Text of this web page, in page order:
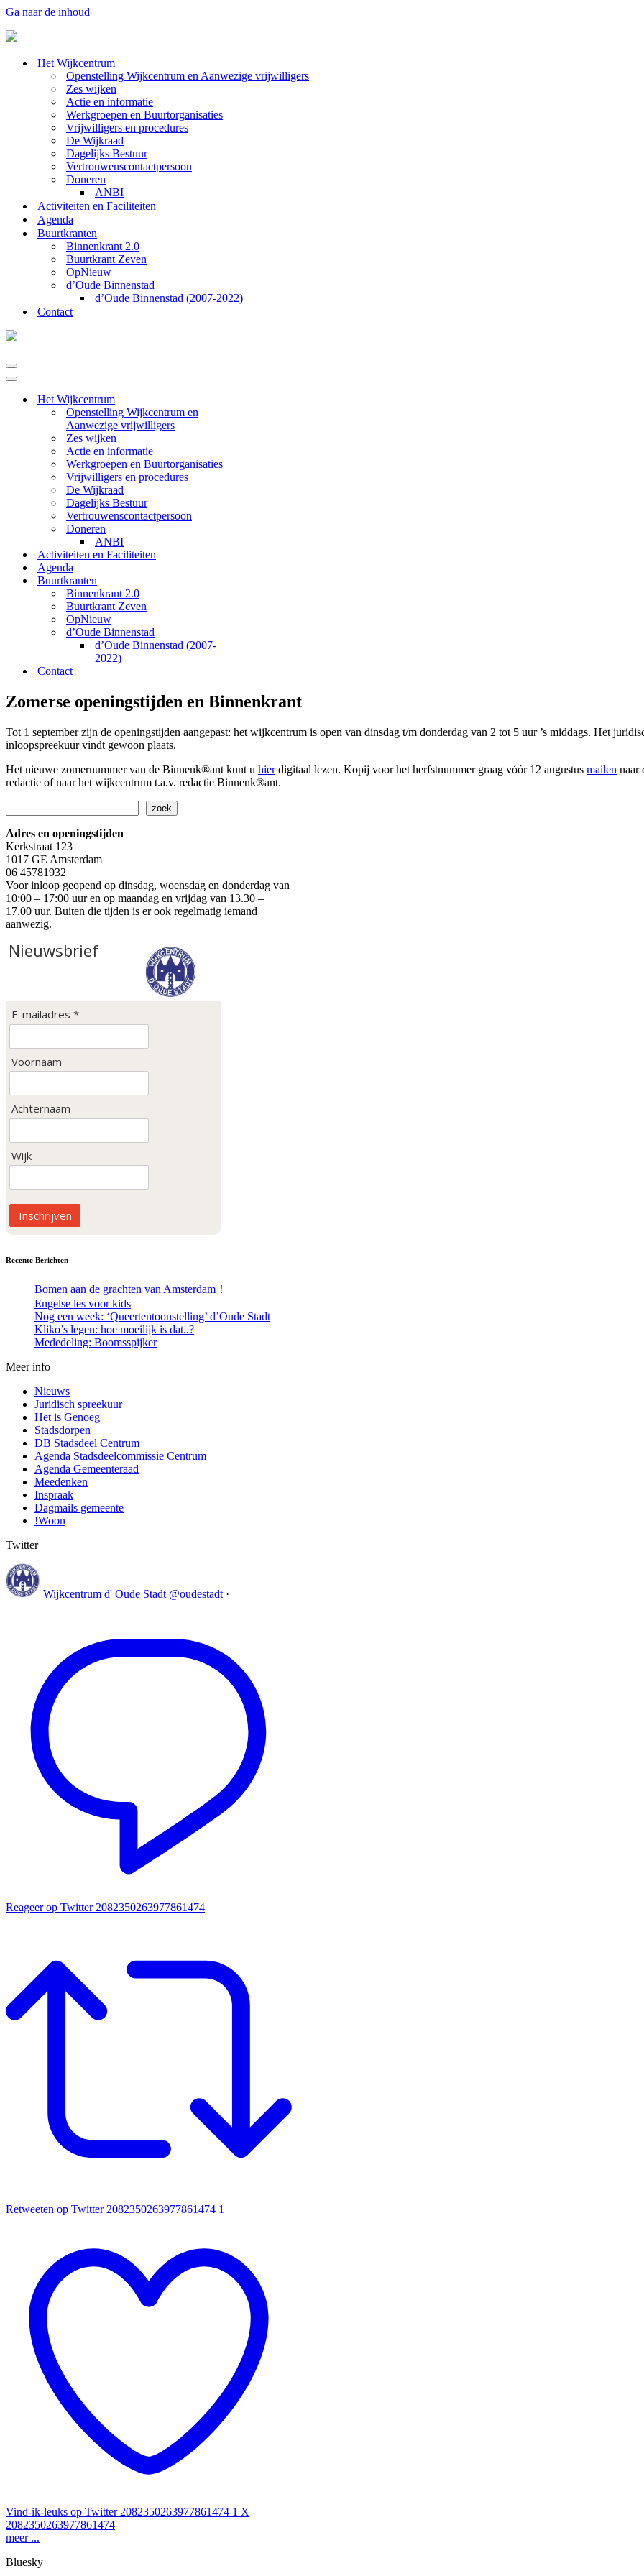
Ga naar de inhoud
Het Wijkcentrum
Openstelling Wijkcentrum en Aanwezige vrijwilligers
Zes wijken
Actie en informatie
Werkgroepen en Buurtorganisaties
Vrijwilligers en procedures
De Wijkraad
Dagelijks Bestuur
Vertrouwenscontactpersoon
Doneren
ANBI
Activiteiten en Faciliteiten
Agenda
Buurtkranten
Binnenkrant 2.0
Buurtkrant Zeven
OpNieuw
d’Oude Binnenstad
d’Oude Binnenstad (2007-2022)
Contact
Navigatie
Menu
Navigatie
Het Wijkcentrum
Openstelling Wijkcentrum en
Aanwezige vrijwilligers
Zes wijken
Actie en informatie
Werkgroepen en Buurtorganisaties
Vrijwilligers en procedures
De Wijkraad
Dagelijks Bestuur
Vertrouwenscontactpersoon
Doneren
ANBI
Activiteiten en Faciliteiten
Agenda
Buurtkranten
Binnenkrant 2.0
Buurtkrant Zeven
OpNieuw
d’Oude Binnenstad
d’Oude Binnenstad (2007-
2022)
Contact
Zomerse openingstijden en Binnenkrant
Tot 1 september zijn de openingstijden aangepast: het wijkcentrum is open van dinsdag t/m donderdag van 2 tot 5 uur ’s middags. Het
inloopspreekuur vindt gewoon plaats.
Het nieuwe zomernummer van de Binnenk®ant kunt u hierdigitaal lezen. Kopij voor het herfstnummer graag vóór 12 augustus mailen naar
redactie of naar het wijkcentrum t.a.v. redactie Binnenk®ant.
zoek
Adres en openingstijden
Kerkstraat 123
1017 GE Amsterdam
06 45781932
Voor inloop geopend op dinsdag, woensdag en donderdag van
10:00 – 17:00 uur en op maandag en vrijdag van 13.30 –
17.00 uur. Buiten die tijden is er ook regelmatig iemand
aanwezig.
Nieuwsbrief
E-mailadres *
Voornaam
Achternaam
Wijk
Inschrijven
Recente Berichten
Bomen aan de grachten van Amsterdam！
Engelse les voor kids
Nog een week: ‘Queertentoonstelling’ d’Oude Stadt
Kliko’s legen: hoe moeilijk is dat..?
Mededeling: Boomsspijker
Meer info
Nieuws
Juridisch spreekuur
Het is Genoeg
Stadsdorpen
DB Stadsdeel Centrum
Agenda Stadsdeelcommissie Centrum
Agenda Gemeenteraad
Meedenken
Inspraak
Dagmails gemeente
!Woon
Twitter
Wijkcentrum d' Oude Stadt @oudestadt ·
Reageer op Twitter 2082350263977861474
Retweeten op Twitter 2082350263977861474 1
Vind-ik-leuks op Twitter 2082350263977861474 1 X
2082350263977861474
meer ...
Bluesky